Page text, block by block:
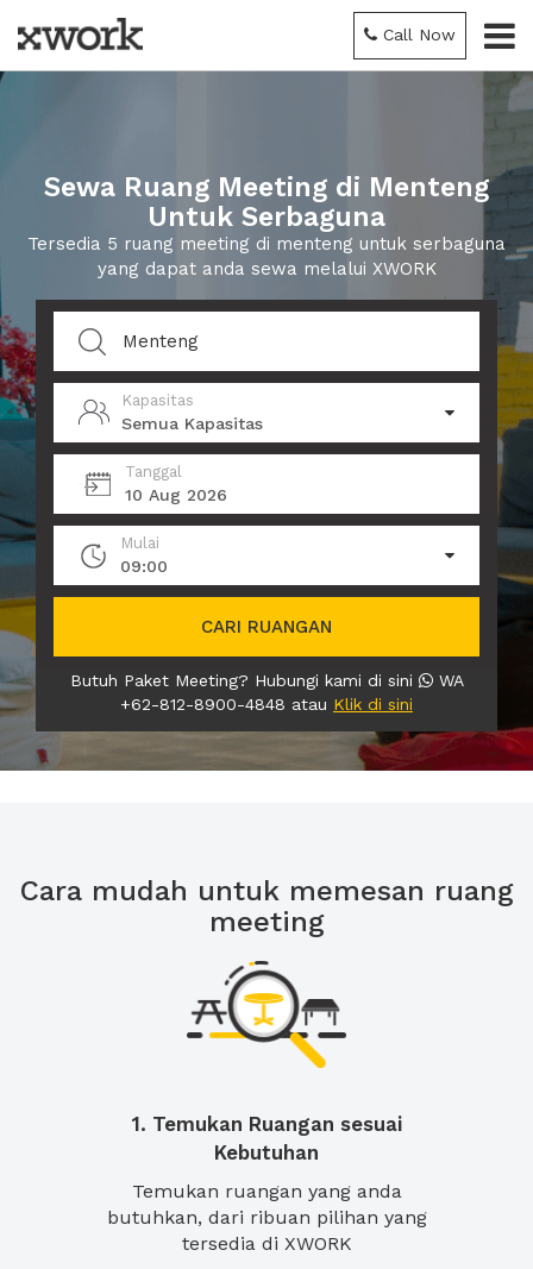
Call Now
Sewa Ruang Meeting di Menteng
Untuk Serbaguna
Tersedia 5 ruang meeting di menteng untuk serbaguna
yang dapat anda sewa melalui XWORK
Kapasitas
Semua Kapasitas
Tanggal
10 Aug 2026
Mulai
09:00
CARI RUANGAN
Butuh Paket Meeting? Hubungi kami di sini
WA
+62-812-8900-4848 atau Klik di sini
Cara mudah untuk memesan ruang
meeting
1. Temukan Ruangan sesuai
Kebutuhan
Temukan ruangan yang anda
butuhkan, dari ribuan pilihan yang
tersedia di XWORK